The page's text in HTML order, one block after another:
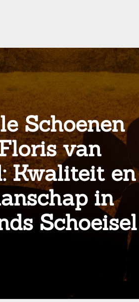
Schoenen
van
Kwaliteit en
in
Schoeisel